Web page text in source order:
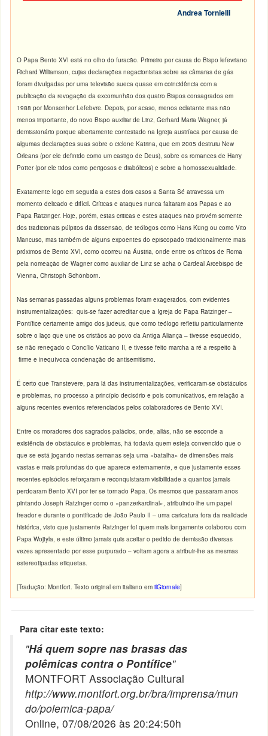
Andrea Tornielli
O Papa Bento XVI está no olho do furacão. Primeiro por causa do Bispo lefevriano
Richard Williamson, cujas declarações negacionistas sobre as câmaras de gás
foram divulgadas por uma televisão sueca quase em coincidência com a
publicação da revogação da excomunhão dos quatro Bispos consagrados em
1988 por Monsenhor Lefebvre. Depois, por acaso, menos eclatante mas não
menos importante, do novo Bispo auxiliar de Linz, Gerhard Maria Wagner, já
demissionário porque abertamente contestado na Igreja austríaca por causa de
algumas declarações suas sobre o ciclone Katrina, que em 2005 destruiu New
Orleans (por ele definido como um castigo de Deus), sobre os romances de Harry
Potter (por ele tidos como perigosos e diabólicos) e sobre a homossexualidade.
Exatamente logo em seguida a estes dois casos a Santa Sé atravessa um
momento delicado e difícil. Críticas e ataques nunca faltaram aos Papas e ao
Papa Ratzinger. Hoje, porém, estas criticas e estes ataques não provém somente
dos tradicionais púlpitos da dissensão, de teólogos como Hans Küng ou como Vito
Mancuso, mas também de alguns expoentes do episcopado tradicionalmente mais
próximos de Bento XVI, como ocorreu na Áustria, onde entre os críticos de Roma
pela nomeação de Wagner como auxiliar de Linz se acha o Cardeal Arcebispo de
Vienna, Christoph Schönborn.
Nas semanas passadas alguns problemas foram exagerados, com evidentes
instrumentalizações: quis-se fazer acreditar que a Igreja do Papa Ratzinger –
Pontífice certamente amigo dos judeus, que como teólogo refletiu particularmente
sobre o laço que une os cristãos ao povo da Antiga Aliança – tivesse esquecido,
se não renegado o Concílio Vaticano II, e tivesse feito marcha a ré a respeito à
firme e inequívoca condenação do antisemitismo.
É certo que Transtevere, para lá das instrumentalizações, verificaram-se obstáculos
e problemas, no processo a princípio decisório e pois comunicativos, em relação a
alguns recentes eventos referenciados pelos colaboradores de Bento XVI.
Entre os moradores dos sagrados palácios, onde, aliás, não se esconde a
existência de obstáculos e problemas, há todavia quem esteja convencido que o
que se está jogando nestas semanas seja uma «batalha» de dimensões mais
vastas e mais profundas do que aparece externamente, e que justamente esses
recentes episódios reforçaram e reconquistaram visibilidade a quantos jamais
perdoaram Bento XVI por ter se tornado Papa. Os mesmos que passaram anos
pintando Joseph Ratzinger como o «panzerkardinal», atribuindo-lhe um papel
freador e durante o pontificado de João Paulo II – uma caricatura fora da realidade
histórica, visto que justamente Ratzinger foi quem mais longamente colaborou com
Papa Wojtyla, e este último jamais quis aceitar o pedido de demissão diversas
vezes apresentado por esse purpurado – voltam agora a atribuir-lhe as mesmas
estereotipadas etiquetas.
[Tradução: Montfort. Texto original em italiano emilGiornale]
Para citar este texto:
"Há quem sopre nas brasas das
polêmicas contra o Pontífice"
MONTFORT Associação Cultural
http://www.montfort.org.br/bra/imprensa/mun
do/polemica-papa/
Online, 07/08/2026 às 20:24:50h